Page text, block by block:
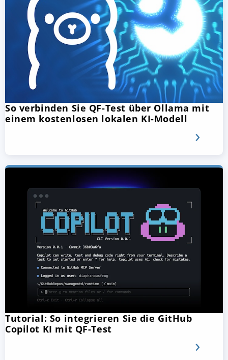
So verbinden Sie QF-Test über Ollama mit
einem kostenlosen lokalen KI-Modell
Tutorial: So integrieren Sie die GitHub
Copilot KI mit QF-Test